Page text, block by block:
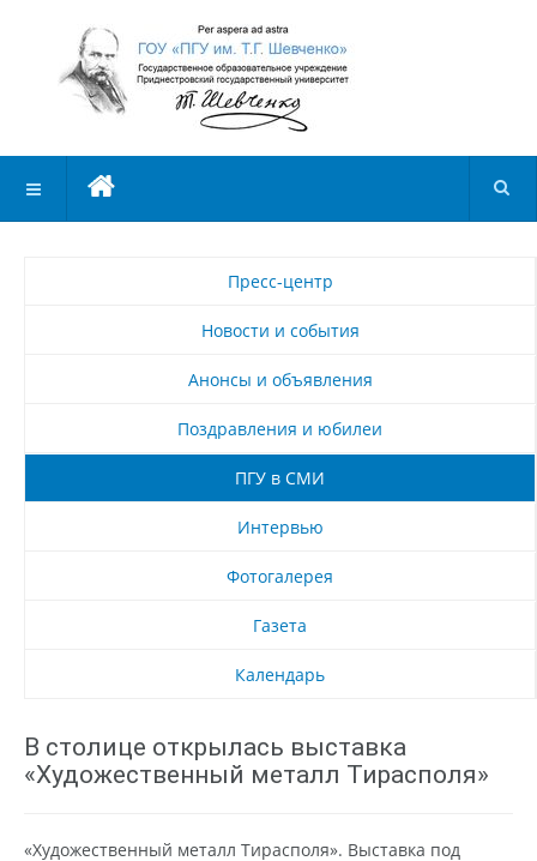
Пресс-центр
Новости и события
Анонсы и объявления
Поздравления и юбилеи
ПГУ в СМИ
Интервью
Фотогалерея
Газета
Календарь
В столице открылась выставка
«Художественный металл Тирасполя»
«Художественный металл Тирасполя». Выставка под